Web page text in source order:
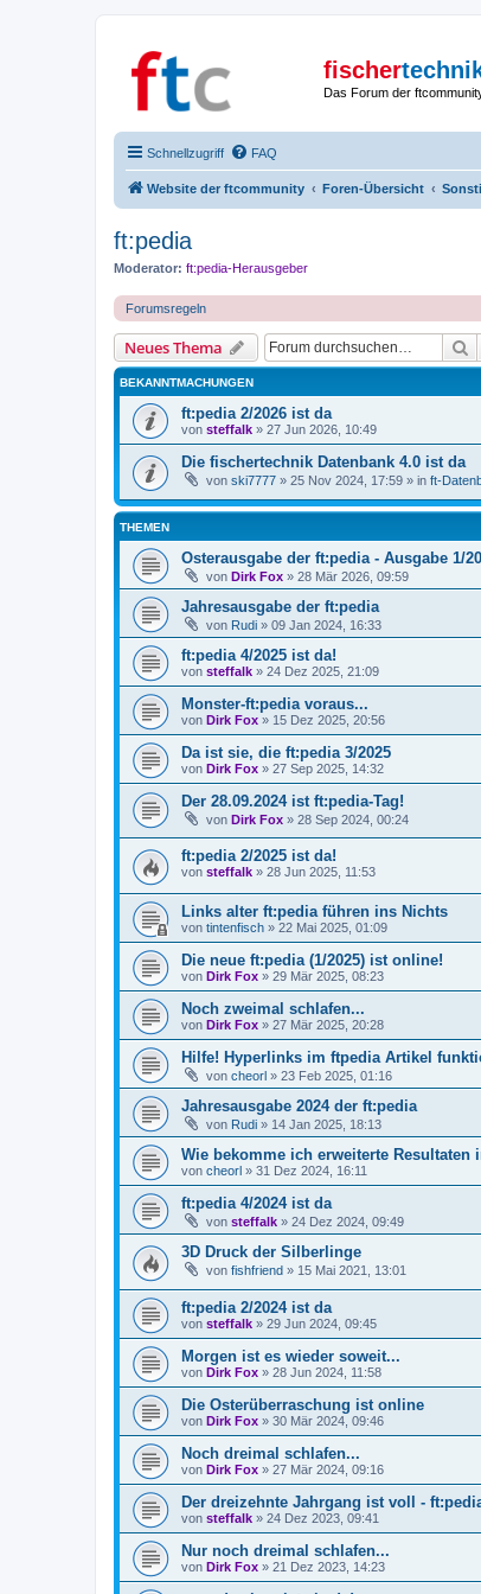
fischer
Das Forum der
Schnellzugriff FAQ
Website der ftcommunity Foren-Übersicht
ft:pedia
Moderator: ft:pedia-Herausgeber
Forumsregeln
Neues Thema
BEKANNTMACHUNGEN
ft:pedia 2/2026 ist da
von steffalk » 27 Jun 2026, 10:49
Die fischertechnik Datenbank 4.0 ist da
von ski7777 » 25 Nov 2024, 17:59 » in ft-
THEMEN
Osterausgabe der ft:pedia - Ausgabe 1/
von Dirk Fox » 28 Mär 2026, 09:59
Jahresausgabe der ft:pedia
von Rudi » 09 Jan 2024, 16:33
ft:pedia 4/2025 ist da!
von steffalk » 24 Dez 2025, 21:09
Monster-ft:pedia voraus...
von Dirk Fox » 15 Dez 2025, 20:56
Da ist sie, die ft:pedia 3/2025
von Dirk Fox » 27 Sep 2025, 14:32
Der 28.09.2024 ist ft:pedia-Tag!
von Dirk Fox » 28 Sep 2024, 00:24
ft:pedia 2/2025 ist da!
von steffalk » 28 Jun 2025, 11:53
Links alter ft:pedia führen ins Nichts
von tintenfisch » 22 Mai 2025, 01:09
Die neue ft:pedia (1/2025) ist online!
von Dirk Fox » 29 Mär 2025, 08:23
Noch zweimal schlafen...
von Dirk Fox » 27 Mär 2025, 20:28
Hilfe! Hyperlinks im ftpedia Artikel
von cheorl » 23 Feb 2025, 01:16
Jahresausgabe 2024 der ft:pedia
von Rudi » 14 Jan 2025, 18:13
Wie bekomme ich erweiterte Resultaten
von cheorl » 31 Dez 2024, 16:11
ft:pedia 4/2024 ist da
von steffalk » 24 Dez 2024, 09:49
3D Druck der Silberlinge
von fishfriend » 15 Mai 2021, 13:01
ft:pedia 2/2024 ist da
von steffalk » 29 Jun 2024, 09:45
Morgen ist es wieder soweit...
von Dirk Fox » 28 Jun 2024, 11:58
Die Osterüberraschung ist online
von Dirk Fox » 30 Mär 2024, 09:46
Noch dreimal schlafen...
von Dirk Fox » 27 Mär 2024, 09:16
Der dreizehnte Jahrgang ist voll -
von steffalk » 24 Dez 2023, 09:41
Nur noch dreimal schlafen...
von Dirk Fox » 21 Dez 2023, 14:23